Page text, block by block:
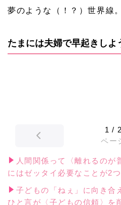
夢のような（！？）世界線。
たまには夫婦で早起きしよ
1 / 2
ペー
人間関係って〈離れるのが
にはゼッタイ必要なことが2
子どもの「ねぇ」に向き合
ひと言が〈子どもの信頼〉を